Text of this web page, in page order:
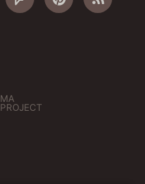
MA
PROJECT